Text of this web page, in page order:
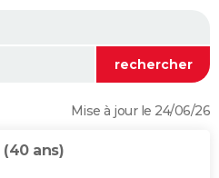
Mise à jour le 24/06/26
(40 ans)